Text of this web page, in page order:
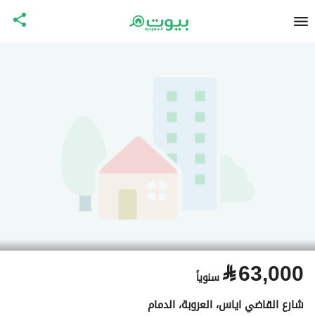
⃁63,000 سنوياً
شارع القاضي اياس، العروبة، الدمام